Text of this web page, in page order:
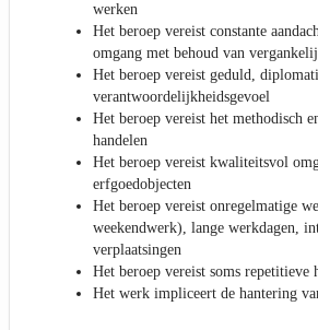
werken
Het beroep vereist constante
omgang met behoud van
Het beroep vereist geduld,
verantwoordelijkheidsgevoel
Het beroep vereist het methodisch
handelen
Het beroep vereist kwaliteitsvol
erfgoedobjecten
Het beroep vereist onregelmatige
weekendwerk), lange werkdagen,
verplaatsingen
Het beroep vereist soms repetitieve
Het werk impliceert de hantering